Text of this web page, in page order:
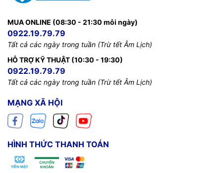
MUA ONLINE (08:30 - 21:30 mỗi ngày)
0922.19.79.79
Tất cả các ngày trong tuần (Trừ tết Âm Lịch)
HỖ TRỢ KỸ THUẬT (10:30 - 19:30)
0922.19.79.79
Tất cả các ngày trong tuần (Trừ tết Âm Lịch)
MẠNG XÃ HỘI
HÌNH THỨC THANH TOÁN